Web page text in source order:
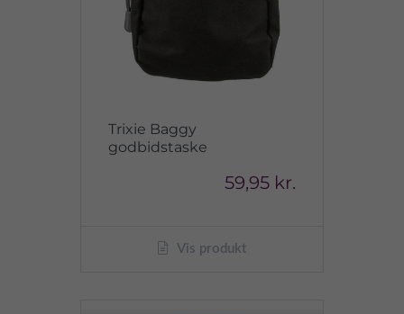
Trixie Baggy
godbidstaske
59,95 kr.
Vis produkt